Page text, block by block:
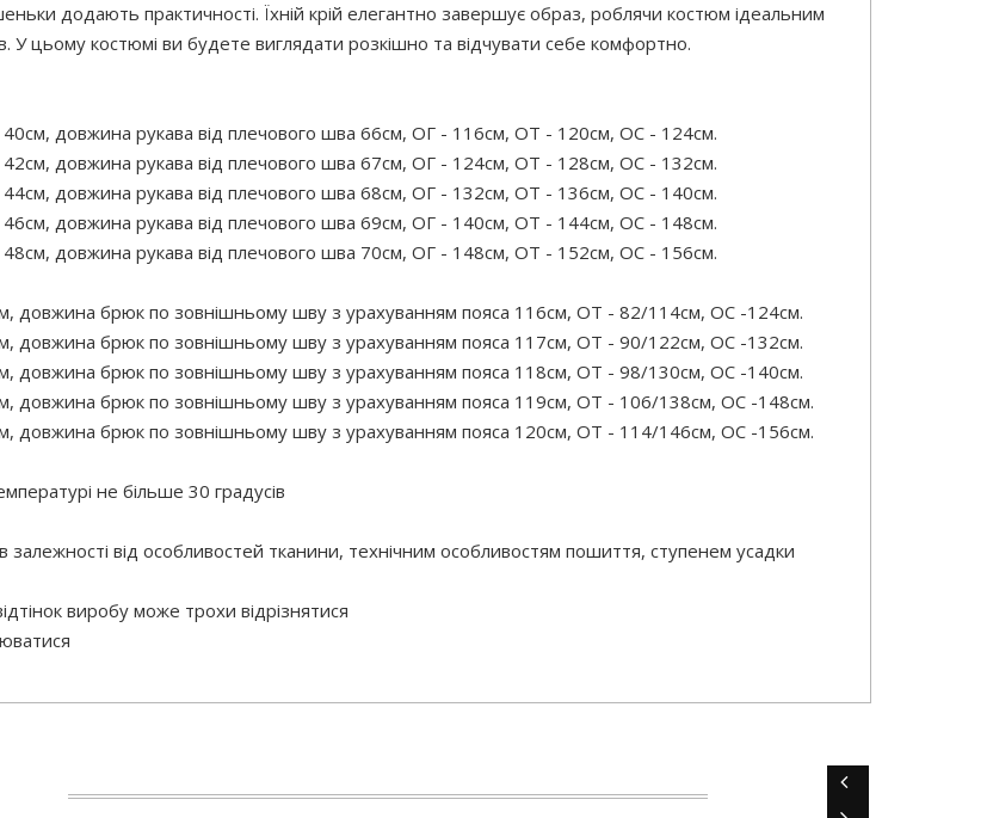
додають практичності. Їхній крій елегантно завершує образ, роблячи костюм ідеальним
У цьому костюмі ви будете виглядати розкішно та відчувати себе комфортно.
довжина рукава від плечового шва 66см, ОГ - 116см, ОТ - 120см, OC - 124см.
довжина рукава від плечового шва 67см, ОГ - 124см, ОТ - 128см, OC - 132см.
довжина рукава від плечового шва 68см, ОГ - 132см, ОТ - 136см, OC - 140см.
довжина рукава від плечового шва 69см, ОГ - 140см, ОТ - 144см, OC - 148см.
довжина рукава від плечового шва 70см, ОГ - 148см, ОТ - 152см, OC - 156см.
довжина брюк по зовнішньому шву з урахуванням пояса 116см, ОТ - 82/114см, OC -124см.
довжина брюк по зовнішньому шву з урахуванням пояса 117см, ОТ - 90/122см, OC -132см.
довжина брюк по зовнішньому шву з урахуванням пояса 118см, ОТ - 98/130см, OC -140см.
брюк по зовнішньому шву з урахуванням пояса 119см, ОТ - 106/138см, OC -148см.
брюк по зовнішньому шву з урахуванням пояса 120см, ОТ - 114/146см, OC -156см.
не більше 30 градусів
залежності від особливостей тканини, технічним особливостям пошиття, ступенем усадки
виробу може трохи відрізнятися